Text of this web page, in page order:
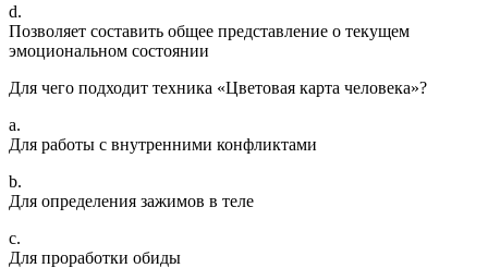
d.
Позволяет составить общее представление о текущем
эмоциональном состоянии
Для чего подходит техника «Цветовая карта человека»?
a.
Для работы с внутренними конфликтами
b.
Для определения зажимов в теле
c.
Для проработки обиды